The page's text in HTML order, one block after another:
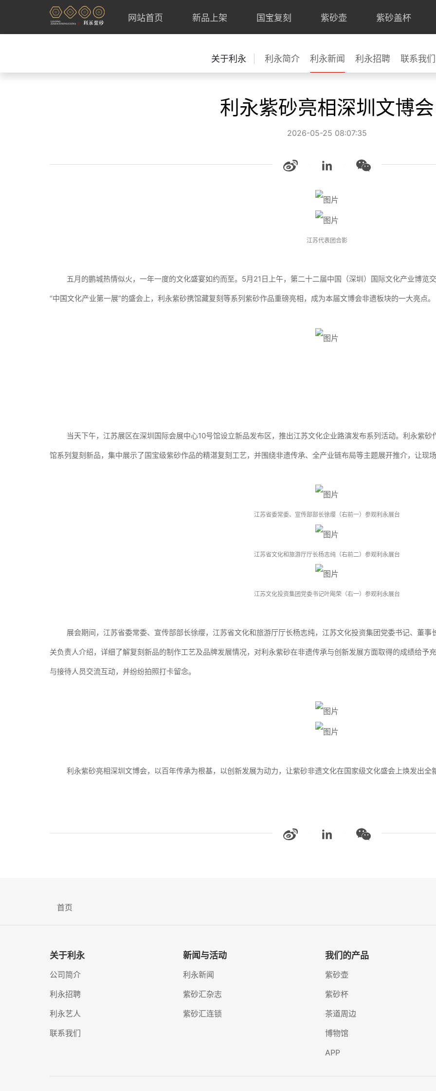
网站首页 新品上架 国宝复刻 紫砂壶 紫砂盖杯
关于利永 利永简介 利永新闻 利永招聘 联系我们
利永紫砂亮相深圳文博会
2026-05-25 08:07:35
江苏代表团合影
五月的鹏城热情似火，一年一度的文化盛宴如约而至。5月21日上午，第二十二届中国（深圳）国际文化产业博览
“中国文化产业第一展”的盛会上，利永紫砂携馆藏复刻等系列紫砂作品重磅亮相，成为本届文博会非遗板块的一大亮点。
当天下午，江苏展区在深圳国际会展中心10号馆设立新品发布区，推出江苏文化企业路演发布系列活动。利永紫
馆系列复刻新品，集中展示了国宝级紫砂作品的精湛复刻工艺，并围绕非遗传承、全产业链布局等主题展开推介，让现
江苏省委常委、宣传部部长徐缨（右前一）参观利永展台
江苏省文化和旅游厅厅长杨志纯（右前二）参观利永展台
江苏文化投资集团党委书记叶飚荣（右一）参观利永展台
展会期间，江苏省委常委、宣传部部长徐缨，江苏省文化和旅游厅厅长杨志纯，江苏文化投资集团党委书记、董
关负责人介绍，详细了解复刻新品的制作工艺及品牌发展情况，对利永紫砂在非遗传承与创新发展方面取得的成绩给予
与接待人员交流互动，并纷纷拍照打卡留念。
利永紫砂亮相深圳文博会，以百年传承为根基，以创新发展为动力，让紫砂非遗文化在国家级文化盛会上焕发出全
首页
关于利永
公司简介
利永招聘
利永艺人
联系我们
新闻与活动
利永新闻
紫砂汇杂志
紫砂汇连锁
我们的产品
紫砂壶
紫砂杯
茶道周边
博物馆
APP